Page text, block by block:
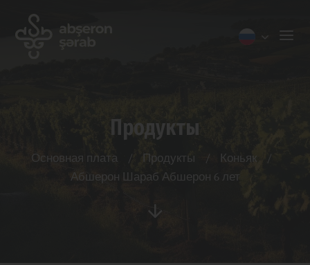
Продукты
Основная плата / Продукты / Коньяк
/
Абшерон Шараб Абшерон 6 лет